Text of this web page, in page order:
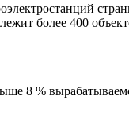
более 400
8 %